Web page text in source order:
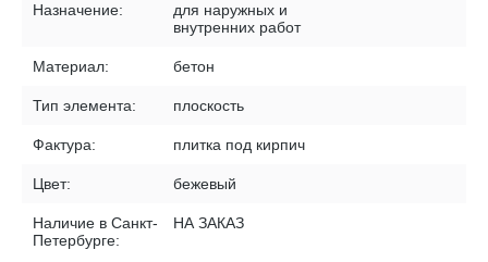
Назначение:
для наружных и
внутренних работ
Материал: бетон
Тип элемента: плоскость
Фактура: плитка под кирпич
Цвет: бежевый
Наличие в Санкт-
Петербурге:
НА ЗАКАЗ